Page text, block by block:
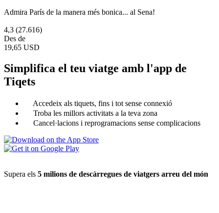
Admira París de la manera més bonica... al Sena!
4,3 (27.616)
Des de
19,65 USD
Simplifica el teu viatge amb l'app de
Tiqets
Accedeix als tiquets, fins i tot sense connexió
Troba les millors activitats a la teva zona
Cancel·lacions i reprogramacions sense complicacions
Supera els 5 milions de descàrregues de viatgers arreu del món